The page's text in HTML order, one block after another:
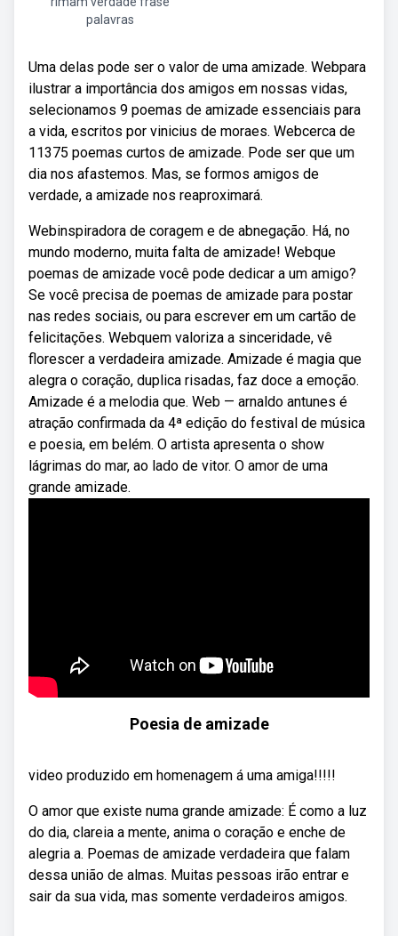
palavras
Uma delas pode ser o valor de uma amizade. Webpara
ilustrar a importância dos amigos em nossas vidas,
selecionamos 9 poemas de amizade essenciais para
a vida, escritos por vinicius de moraes. Webcerca de
11375 poemas curtos de amizade. Pode ser que um
dia nos afastemos. Mas, se formos amigos de
verdade, a amizade nos reaproximará.
Webinspiradora de coragem e de abnegação. Há, no
mundo moderno, muita falta de amizade! Webque
poemas de amizade você pode dedicar a um amigo?
Se você precisa de poemas de amizade para postar
nas redes sociais, ou para escrever em um cartão de
felicitações. Webquem valoriza a sinceridade, vê
florescer a verdadeira amizade. Amizade é magia que
alegra o coração, duplica risadas, faz doce a emoção.
Amizade é a melodia que. Web — arnaldo antunes é
atração confirmada da 4ª edição do festival de música
e poesia, em belém. O artista apresenta o show
lágrimas do mar, ao lado de vitor. O amor de uma
grande amizade.
Poesia de amizade
video produzido em homenagem á uma amiga!!!!!
O amor que existe numa grande amizade: É como a luz
do dia, clareia a mente, anima o coração e enche de
alegria a. Poemas de amizade verdadeira que falam
dessa união de almas. Muitas pessoas irão entrar e
sair da sua vida, mas somente verdadeiros amigos.